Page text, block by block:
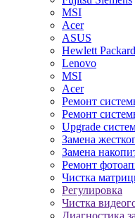
MSI
Acer
ASUS
Hewlett Packard
Lenovo
MSI
Acer
Ремонт
Ремонт
Upgrade
Замена
Замена
Ремонт
Чистка
Регулировка
Чистка
Диагностика